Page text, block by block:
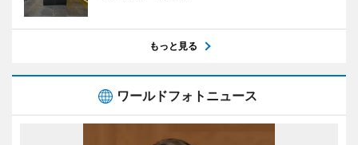
もっと見る
ワールドフォトニュース